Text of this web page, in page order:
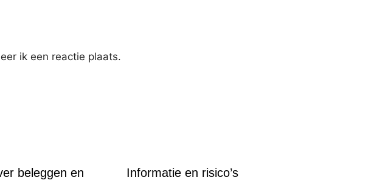
ik een reactie plaats.
beleggen en
Informatie en risico’s